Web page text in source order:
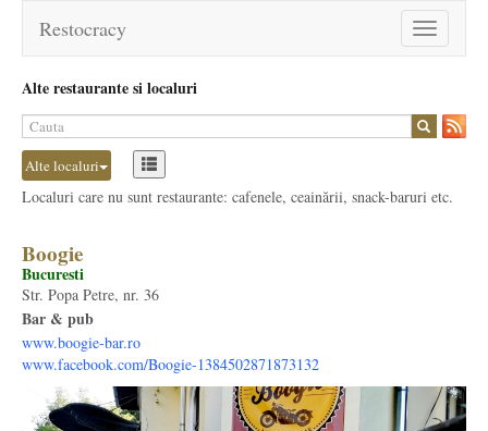
Toggle
navigation
Restocracy
Alte restaurante si localuri
Alte localuri
Localuri care nu sunt restaurante: cafenele, ceainării, snack-baruri etc.
Boogie
Bucuresti
Str. Popa Petre, nr. 36
Bar & pub
www.boogie-bar.ro
www.facebook.com/Boogie-1384502871873132